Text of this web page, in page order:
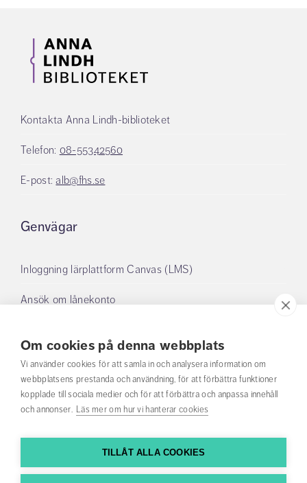
Om cookies på denna webbplats
Vi använder cookies för att samla in och analysera information om
webbplatsens prestanda och användning, för att förbättra funktioner
kopplade till sociala medier och för att förbättra och anpassa innehåll
och annonser. Läs mer om hur vi hanterar cookies
TILLÅT ALLA COOKIES
Kontakta Anna Lindh-biblioteket
Telefon: 08-55342560
E-post: alb@fhs.se
Genvägar
Inloggning lärplattform Canvas (LMS)
Ansök om lånekonto
Mina lån
Om oss
Öppettider Anna Lindh-biblioteket